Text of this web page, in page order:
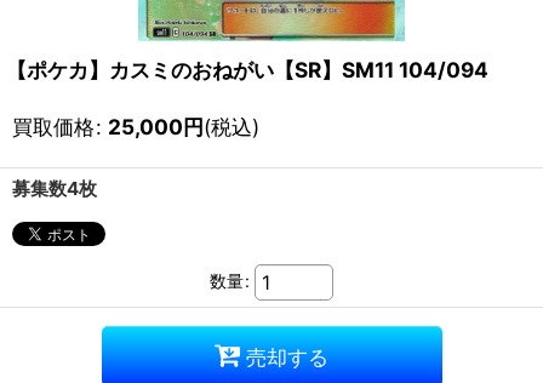
【ポケカ】カスミのおねがい【SR】SM11 104/094
買取価格: 25,000円(税込)
募集数4枚
数量:
売却する